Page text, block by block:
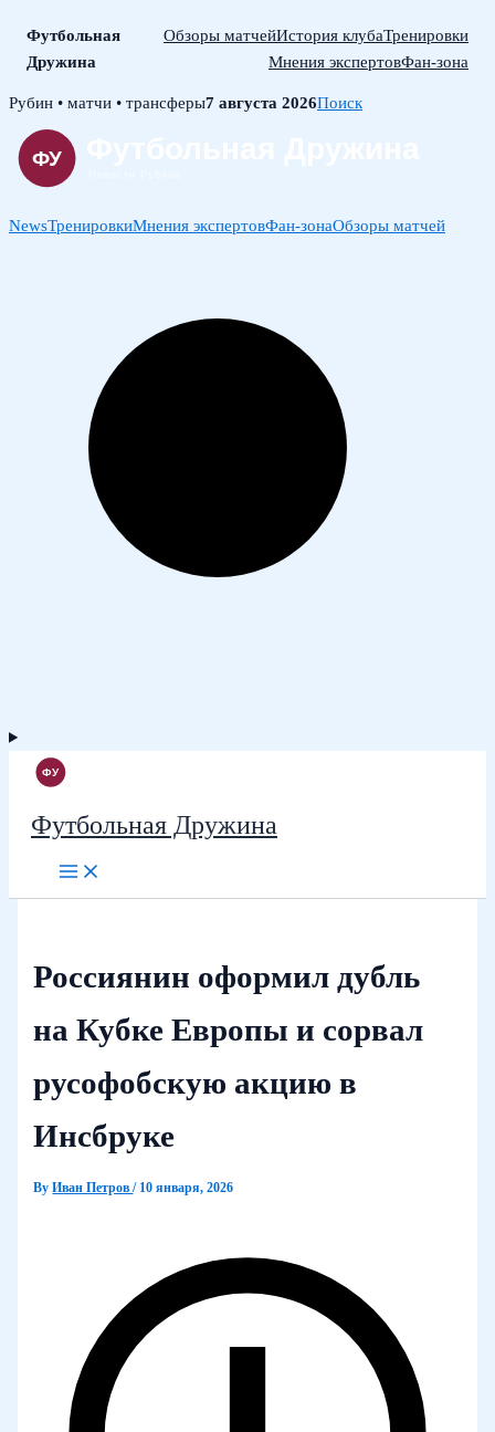
Футбольная
Дружина
Обзоры матчейИстория клубаТренировки
Мнения экспертовФан-зона
Skip
content
Рубин • матчи • трансферы7 августа 2026Поиск
NewsТренировкиМнения экспертовФан-зонаОбзоры матчей
Футбольная Дружина
Россиянин оформил дубль
на Кубке Европы и сорвал
русофобскую акцию в
Инсбруке
ByИван Петров/ 10 января, 2026